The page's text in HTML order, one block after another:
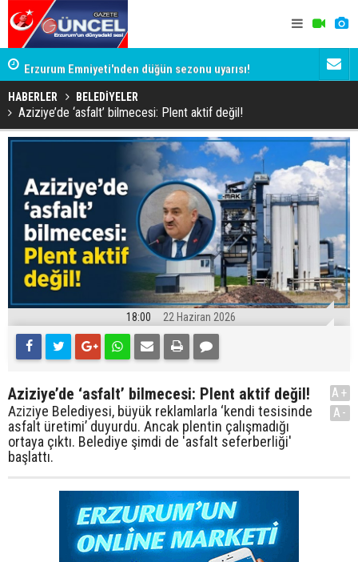
Erzurum Emniyeti'nden düğün sezonu uyarısı! Erzurum
HABERLER BELEDİYELER
Aziziye’de ‘asfalt’ bilmecesi: Plent aktif değil!
18:00 22 Haziran 2026
Aziziye’de ‘asfalt’ bilmecesi: Plent aktif değil!
Aziziye Belediyesi, büyük reklamlarla ‘kendi tesisinde
asfalt üretimi’ duyurdu. Ancak plentin çalışmadığı
ortaya çıktı. Belediye şimdi de 'asfalt seferberliği'
başlattı.
A+
A-